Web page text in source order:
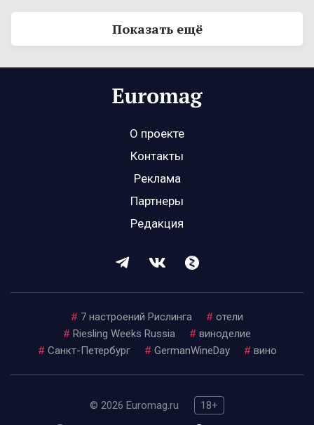
Показать ещё
О проекте
Контакты
Реклама
Партнеры
Редакция
# 7 настроений Рислинга # отели
# Riesling Weeks Russia # виноделие
# Санкт-Петербург # GermanWineDay # вино
© 2026 Euromag.ru
18+